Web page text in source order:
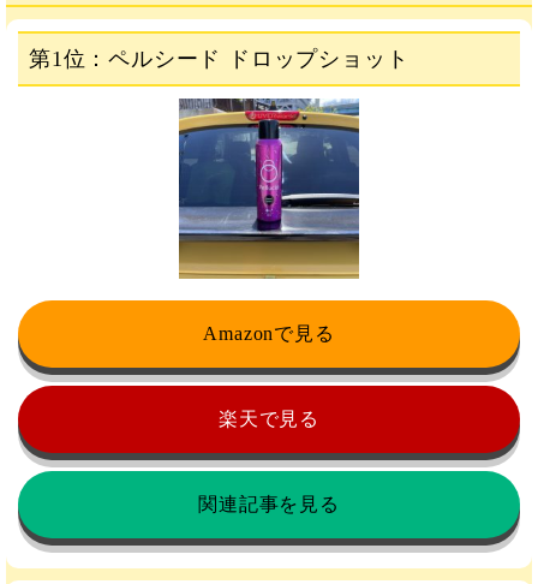
第1位：ペルシード ドロップショット
Amazonで見る
楽天で見る
関連記事を見る